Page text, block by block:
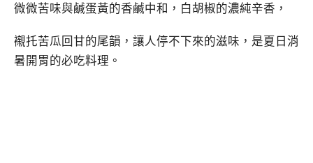
微微苦味與鹹蛋黃的香鹹中和，白胡椒的濃純辛香，
襯托苦瓜回甘的尾韻，讓人停不下來的滋味，是夏日消
暑開胃的必吃料理。